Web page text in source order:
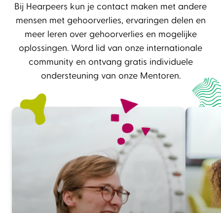
Bij Hearpeers kun je contact maken met andere
mensen met gehoorverlies, ervaringen delen en
meer leren over gehoorverlies en mogelijke
oplossingen. Word lid van onze internationale
community en ontvang gratis individuele
ondersteuning van onze Mentoren.